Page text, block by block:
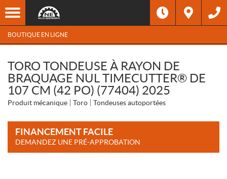
BOUTIQUE EN LIGNE
TORO TONDEUSE À RAYON DE
BRAQUAGE NUL TIMECUTTER® DE
107 CM (42 PO) (77404) 2025
Produit mécanique Toro Tondeuses autoportées
FINANCEMENT FACILE
DEMANDEZ UNE PRÉ-APPROBATION